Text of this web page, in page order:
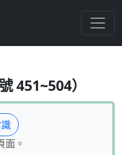
法令規定提
451~504）
面。